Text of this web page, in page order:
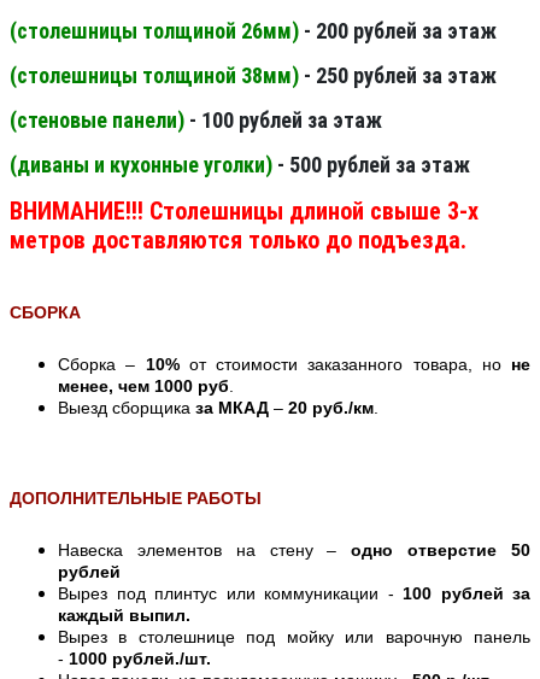
(столешницы толщиной 26мм) - 200 рублей за этаж
(столешницы толщиной 38мм) - 250 рублей за этаж
(стеновые панели) - 100 рублей за этаж
(диваны и кухонные уголки) - 500 рублей за этаж
ВНИМАНИЕ!!! Столешницы длиной свыше 3-х
метров доставляются только до подъезда.
СБОРКА
Сборка – 10%от стоимости заказанного товара, но не
менее, чем 1000 руб
Выезд сборщика за МКАД – 20 руб./км
ДОПОЛНИТЕЛЬНЫЕ РАБОТЫ
Навеска элементов на стену –одно отверстие 50
рублей
Вырез под плинтус или коммуникации - 100 рублей за
каждый выпил.
Вырез в столешнице под мойку или варочную панель
- 1000 рублей./шт.